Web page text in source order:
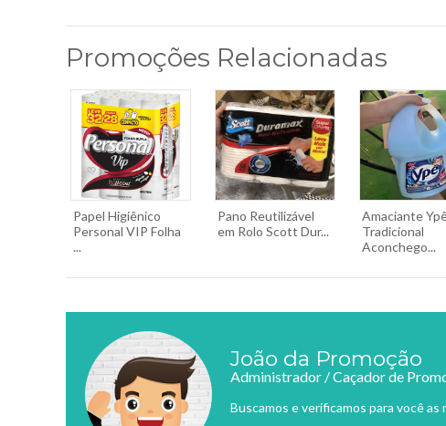
Promoções Relacionadas
Papel Higiênico
Personal VIP Folha
...
Pano Reutilizável
em Rolo Scott Dur...
Amaciante
Tradicional
Aconchego...
João da Promoção
Administrador / Caçador de
Buscamos e verificamos para você